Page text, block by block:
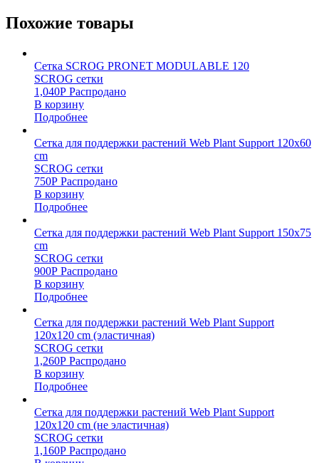
Похожие товары
Сетка SCROG PRONET MODULABLE 120
SCROG сетки
1,040Р Распродано
В корзину
Подробнее
Сетка для поддержки растений Web Plant Support 120х60
cm
SCROG сетки
750Р Распродано
В корзину
Подробнее
Сетка для поддержки растений Web Plant Support 150х75
cm
SCROG сетки
900Р Распродано
В корзину
Подробнее
Сетка для поддержки растений Web Plant Support
120х120 cm (эластичная)
SCROG сетки
1,260Р Распродано
В корзину
Подробнее
Сетка для поддержки растений Web Plant Support
120х120 cm (не эластичная)
SCROG сетки
1,160Р Распродано